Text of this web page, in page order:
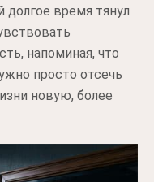
долгое время тянул
напоминая, что
просто отсечь
новую, более